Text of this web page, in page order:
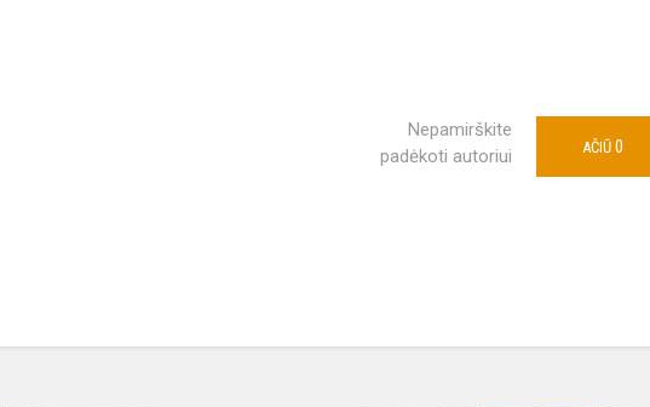
Nepamirškite
padėkoti autoriui
AČIŪ 0